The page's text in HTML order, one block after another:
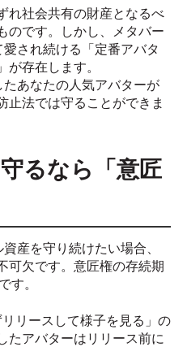
れ社会共有の財産となるべ
のです。しかし、メタバー
され続ける「定番アバタ
存在します。
あなたの人気アバターが
止法では守ることができま
るなら「意匠
産を守り続けたい場合、
可欠です。意匠権の存続期
です。
リースして様子を見る」の
たアバターはリリース前に